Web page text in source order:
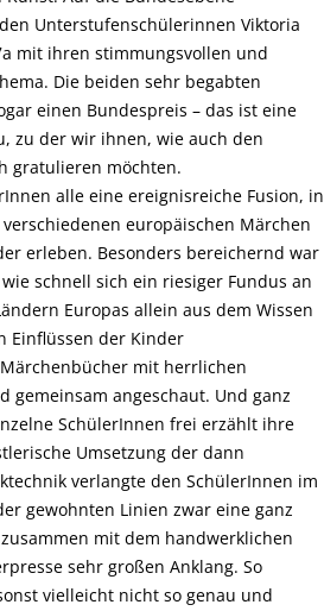
Unterstufenschülerinnen Viktoria
mit ihren stimmungsvollen und
Die beiden sehr begabten
einen Bundespreis – das ist eine
zu der wir ihnen, wie auch den
gratulieren möchten.
alle eine ereignisreiche Fusion, in
europäischen Märchen
erleben. Besonders bereichernd war
schnell sich ein riesiger Fundus an
Europas allein aus dem Wissen
Einflüssen der Kinder
mit herrlichen
angeschaut. Und ganz
SchülerInnen frei erzählt ihre
Umsetzung der dann
verlangte den SchülerInnen im
gewohnten Linien zwar eine ganz
mit dem handwerklichen
sehr großen Anklang. So
vielleicht nicht so genau und